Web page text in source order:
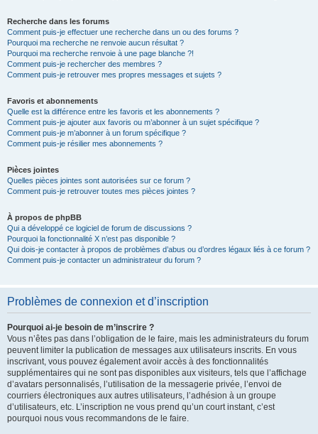
Recherche dans les forums
Comment puis-je effectuer une recherche dans un ou des forums ?
Pourquoi ma recherche ne renvoie aucun résultat ?
Pourquoi ma recherche renvoie à une page blanche ?!
Comment puis-je rechercher des membres ?
Comment puis-je retrouver mes propres messages et sujets ?
Favoris et abonnements
Quelle est la différence entre les favoris et les abonnements ?
Comment puis-je ajouter aux favoris ou m’abonner à un sujet spécifique ?
Comment puis-je m’abonner à un forum spécifique ?
Comment puis-je résilier mes abonnements ?
Pièces jointes
Quelles pièces jointes sont autorisées sur ce forum ?
Comment puis-je retrouver toutes mes pièces jointes ?
À propos de phpBB
Qui a développé ce logiciel de forum de discussions ?
Pourquoi la fonctionnalité X n’est pas disponible ?
Qui dois-je contacter à propos de problèmes d’abus ou d’ordres légaux liés à ce forum ?
Comment puis-je contacter un administrateur du forum ?
Problèmes de connexion et d’inscription
Pourquoi ai-je besoin de m’inscrire ?
Vous n’êtes pas dans l’obligation de le faire, mais les administrateurs du forum
peuvent limiter la publication de messages aux utilisateurs inscrits. En vous
inscrivant, vous pouvez également avoir accès à des fonctionnalités
supplémentaires qui ne sont pas disponibles aux visiteurs, tels que l’affichage
d’avatars personnalisés, l’utilisation de la messagerie privée, l’envoi de
courriers électroniques aux autres utilisateurs, l’adhésion à un groupe
d’utilisateurs, etc. L’inscription ne vous prend qu’un court instant, c’est
pourquoi nous vous recommandons de le faire.